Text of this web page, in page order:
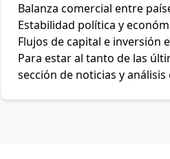
Balanza comercial entre
Estabilidad política y
Flujos de capital e inversión
Para estar al tanto de las
sección de noticias y